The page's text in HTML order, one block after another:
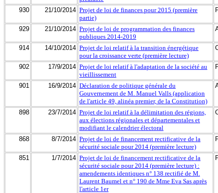
930
21/10/2014 Projet de loi de finances pour 2015 (première
partie)
929 21/10/2014 Projet de loi de programmation des finances
publiques 2014-2019
914 14/10/2014 Projet de loi relatif à la transition énergétique
pour la croissance verte (première lecture)
902 17/9/2014 Projet de loi relatif à l'adaptation de la société au
vieillissement
901 16/9/2014 Déclaration de politique générale du
Gouvernement de M. Manuel Valls (application
de l'article 49, alinéa premier, de la Constitution)
898 23/7/2014 Projet de loi relatif à la délimitation des régions,
aux élections régionales et départementales et
modifiant le calendrier électoral
868 8/7/2014 Projet de loi de financement rectificative de la
sécurité sociale pour 2014 (première lecture)
851 1/7/2014 Projet de loi de financement rectificative de la
sécurité sociale pour 2014 (première lecture) :
amendements identiques n° 138 rectifié de M.
Laurent Baumel et n° 190 de Mme Eva Sas après
l'article 1er